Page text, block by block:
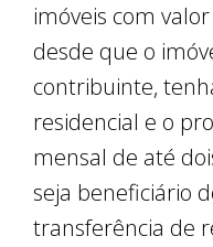
imóveis com
desde que o
contribuinte,
residencial e o
mensal de até
seja beneficiário
transferência de